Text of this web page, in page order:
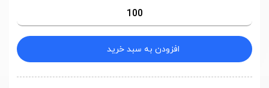
افزودن به سبد خرید